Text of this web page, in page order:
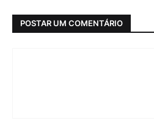
POSTAR UM COMENTÁRIO